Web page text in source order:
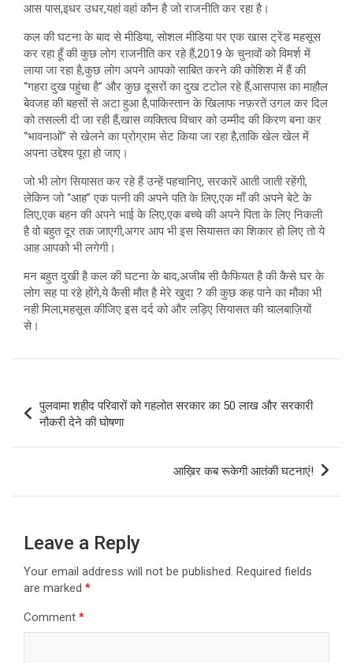
आस पास,इधर उधर,यहां वहां कौन है जो राजनीति कर रहा है।
कल की घटना के बाद से मीडिया, सोशल मीडिया पर एक खास ट्रेंड महसूस
कर रहा हूँ की कुछ लोग राजनीति कर रहे हैं,2019 के चुनावों को विमर्श में
लाया जा रहा है,कुछ लोग अपने आपको साबित करने की कोशिश में हैं की
“गहरा दुख पहुंचा है” और कुछ दूसरों का दुख टटोल रहे हैं,आसपास का माहौल
बेवजह की बहसों से अटा हुआ है,पाकिस्तान के खिलाफ नफ़रतें उगल कर दिल
को तसल्ली दी जा रही हैं,खास व्यक्तित्व विचार को उम्मीद की किरण बना कर
“भावनाओं” से खेलने का प्रोग्राम सेट किया जा रहा है,ताकि खेल खेल में
अपना उद्देश्य पूरा हो जाए।
जो भी लोग सियासत कर रहे हैं उन्हें पहचानिए, सरकारें आती जाती रहेंगी,
लेकिन जो “आह” एक पत्नी की अपने पति के लिए,एक माँ की अपने बेटे के
लिए,एक बहन की अपने भाई के लिए,एक बच्चे की अपने पिता के लिए निकली
है वो बहुत दूर तक जाएगी,अगर आप भी इस सियासत का शिकार हो लिए तो ये
आह आपको भी लगेगी।
मन बहुत दुखी है कल की घटना के बाद,अजीब सी कैफियत है की कैसे घर के
लोग सह पा रहे होंगे,ये कैसी मौत है मेरे खुदा ? की कुछ कह पाने का मौका भी
नही मिला,महसूस कीजिए इस दर्द को और लड़िए सियासत की चालबाज़ियों
से।
navigation
पुलवामा शहीद परिवारों को गहलोत सरकार का 50 लाख और सरकारी
नौकरी देने की घोषणा
आख़िर कब रूकेगी आतंकी घटनाएं!
Leave a Reply
Your email address will not be published. Required fields
are marked *
Comment *